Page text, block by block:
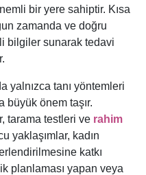
bir yere sahiptir. Kısa
zamanda ve doğru
bilgiler sunarak tedavi
yalnızca tanı yöntemleri
önem taşır.
tarama testleri ve rahim
yaklaşımlar, kadın
katkı
planlaması yapan veya